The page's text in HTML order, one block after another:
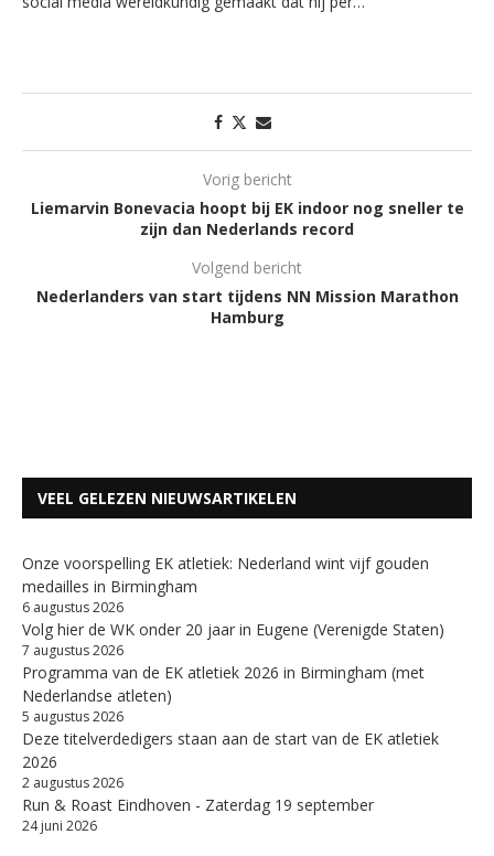
Vorig bericht
Liemarvin Bonevacia hoopt bij EK indoor nog sneller te
zijn dan Nederlands record
Volgend bericht
Nederlanders van start tijdens NN Mission Marathon
Hamburg
VEEL GELEZEN NIEUWSARTIKELEN
Onze voorspelling EK atletiek: Nederland wint vijf gouden
medailles in Birmingham
6 augustus 2026
Volg hier de WK onder 20 jaar in Eugene (Verenigde Staten)
7 augustus 2026
Programma van de EK atletiek 2026 in Birmingham (met
Nederlandse atleten)
5 augustus 2026
Deze titelverdedigers staan aan de start van de EK atletiek
2026
2 augustus 2026
Run & Roast Eindhoven - Zaterdag 19 september
24 juni 2026